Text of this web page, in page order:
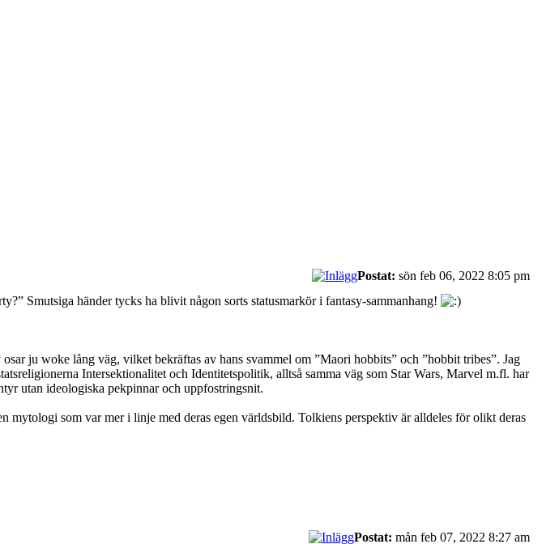
Postat: sön feb 06, 2022 8:05 pm
Smutsiga händer tycks ha blivit någon sorts statusmarkör i fantasy-sammanhang!
ju woke lång väg, vilket bekräftas av hans svammel om ”Maori hobbits” och ”hobbit tribes”. Jag
Intersektionalitet och Identitetspolitik, alltså samma väg som Star Wars, Marvel m.fl. har
utan ideologiska pekpinnar och uppfostringsnit.
mytologi som var mer i linje med deras egen världsbild. Tolkiens perspektiv är alldeles för olikt deras
Postat: mån feb 07, 2022 8:27 am